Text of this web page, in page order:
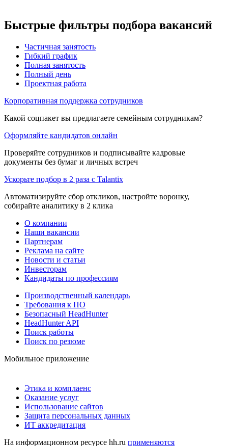
Быстрые фильтры подбора вакансий
Частичная занятость
Гибкий график
Полная занятость
Полный день
Проектная работа
Корпоративная поддержка сотрудников
Какой соцпакет вы предлагаете семейным сотрудникам?
Оформляйте кандидатов онлайн
Проверяйте сотрудников и подписывайте кадровые
документы без бумаг и личных встреч
Ускорьте подбор в 2 раза с Talantix
Автоматизируйте сбор откликов, настройте воронку,
собирайте аналитику в 2 клика
О компании
Наши вакансии
Партнерам
Реклама на сайте
Новости и статьи
Инвесторам
Кандидаты по профессиям
Производственный календарь
Требования к ПО
Безопасный HeadHunter
HeadHunter API
Поиск работы
Поиск по резюме
Мобильное приложение
Этика и комплаенс
Оказание услуг
Использование сайтов
Защита персональных данных
ИТ аккредитация
На информационном ресурсе hh.ru применяются